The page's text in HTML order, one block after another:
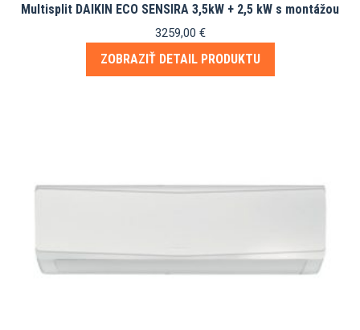
Multisplit DAIKIN ECO SENSIRA 3,5kW + 2,5 kW s montážou
3259,00 €
ZOBRAZIŤ DETAIL PRODUKTU